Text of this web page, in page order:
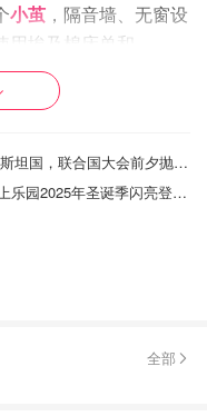
小茧 ，隔音墙、无窗设
埃及棉床单和
，只有自己和微微调
囊仓将全部完工，届时
重大转折！英国正式宣布承认巴勒斯坦国，联合国大会前夕抛出重磅信号
伦敦新滑冰场官宣❄️莱斯特广场冰上乐园2025年圣诞季闪亮登场~
全部